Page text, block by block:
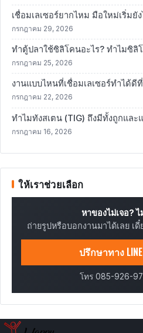
เชื่อมเลเซอร์ยากไหม มือใหม่เริ่มยัง
กรกฎาคม 29, 2026
ทำตู้ปลาใช้ซิลิโคนอะไร? ทำไมซิลิ
กรกฎาคม 25, 2026
งานแบบไหนที่เชื่อมเลเซอร์ทำได้ดี
กรกฎาคม 22, 2026
ทำไมทังสเตน (TIG) ถึงมีทั้งถูกและ
กรกฎาคม 16, 2026
ให้เราช่วยเลือก
หาของไม่เจอ?
ถ่ายรูปหรือบอกงานมาได้เลย เ
ปรึกษาทาง
โทร 085-926-